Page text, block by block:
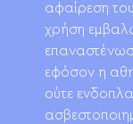
αφαίρεση
χρήση
εφόσον η
ούτε